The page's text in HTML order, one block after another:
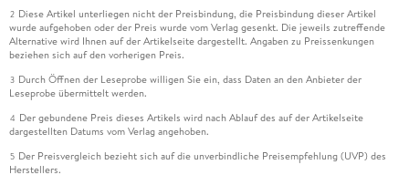
2 Diese Artikel unterliegen nicht der Preisbindung, die Preisbindung dieser Artikel
wurde aufgehoben oder der Preis wurde vom Verlag gesenkt. Die jeweils zutreffende
Alternative wird Ihnen auf der Artikelseite dargestellt. Angaben zu Preissenkungen
beziehen sich auf den vorherigen Preis.
3 Durch Öffnen der Leseprobe willigen Sie ein, dass Daten an den Anbieter der
Leseprobe übermittelt werden.
4 Der gebundene Preis dieses Artikels wird nach Ablauf des auf der Artikelseite
dargestellten Datums vom Verlag angehoben.
5 Der Preisvergleich bezieht sich auf die unverbindliche Preisempfehlung (UVP) des
Herstellers.